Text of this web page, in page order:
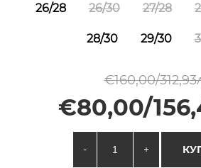
26/28 26/30 27/28
28/30 29/30
€160,00/
€80,00/
- +